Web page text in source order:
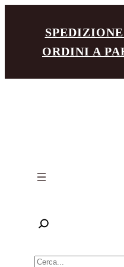
contenutoORDINI A
R